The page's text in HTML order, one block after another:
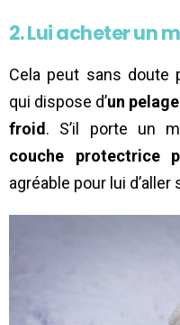
2. Lui acheter un
Cela peut sans doute
qui dispose d’un
froid. S’il porte un
couche protectrice
agréable pour lui d’aller